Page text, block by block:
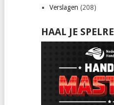
Verslagen (208)
HAAL JE